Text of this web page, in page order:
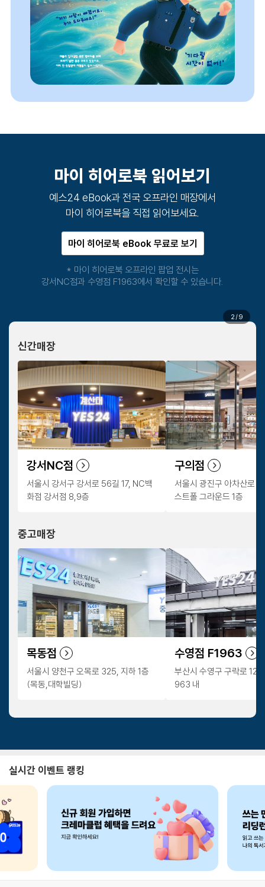
마이 히어로북 읽어보기
예스24 eBook과 전국 오프라인 매장에서
마이 히어로북을 직접 읽어보세요.
마이 히어로북 eBook 무료로 보기
* 마이 히어로북 오프라인 팝업 전시는
강서NC점과 수영점 F1963에서 확인할 수 있습니다.
3/9
신간매장
강서NC점
서울시 강서구 강서로 56길 17, NC백
화점 강서점 8,9층
구의점
서울시 광진구 아차산로
스트폴 그라운드 1층
중고매장
목동점
서울시 양천구 오목로 325, 지하 1층
(목동,대학빌딩)
수영점 F1963
부산시 수영구 구락로
963 내
실시간 이벤트 랭킹